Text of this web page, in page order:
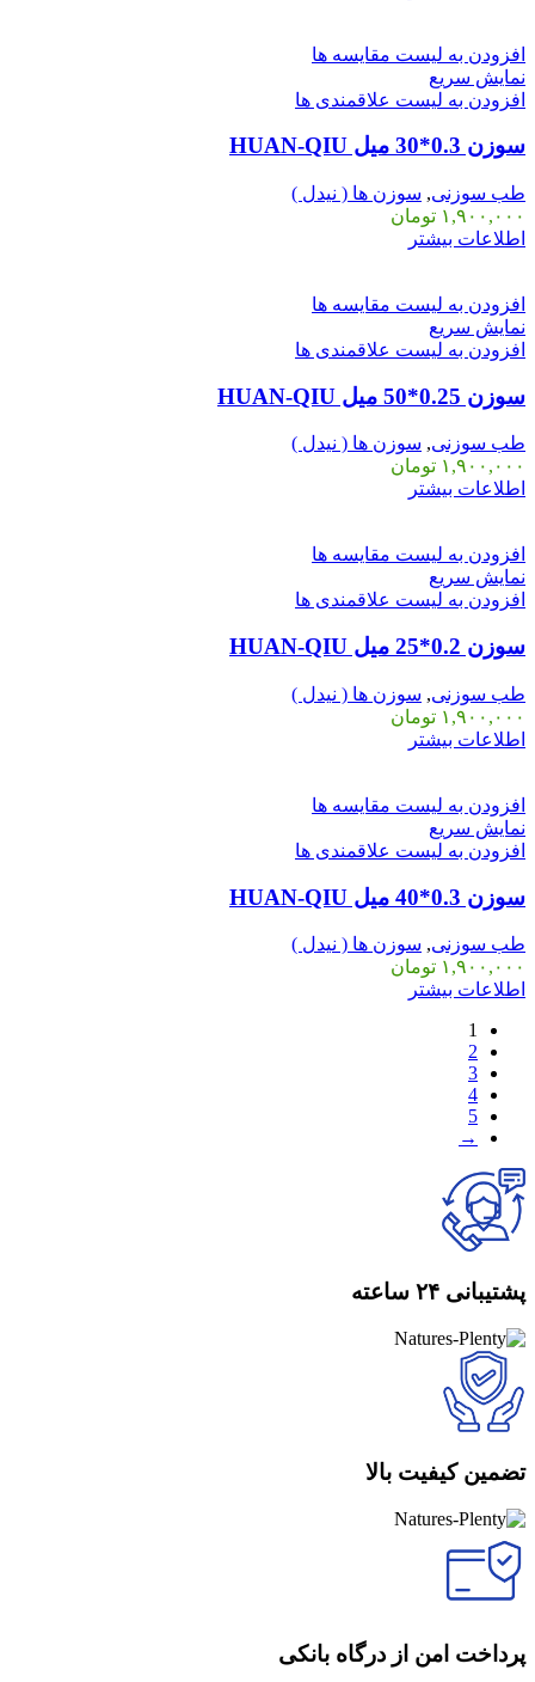
افزودن به لیست مقایسه ها
نمایش سریع
افزودن به لیست علاقمندی ها
سوزن 0.3*30 میل HUAN-QIU
طب سوزنی, سوزن ها ( نیدل )
۱,۹۰۰,۰۰۰ تومان
اطلاعات بیشتر
افزودن به لیست مقایسه ها
نمایش سریع
افزودن به لیست علاقمندی ها
سوزن 0.25*50 میل HUAN-QIU
طب سوزنی, سوزن ها ( نیدل )
۱,۹۰۰,۰۰۰ تومان
اطلاعات بیشتر
افزودن به لیست مقایسه ها
نمایش سریع
افزودن به لیست علاقمندی ها
سوزن 0.2*25 میل HUAN-QIU
طب سوزنی, سوزن ها ( نیدل )
۱,۹۰۰,۰۰۰ تومان
اطلاعات بیشتر
افزودن به لیست مقایسه ها
نمایش سریع
افزودن به لیست علاقمندی ها
سوزن 0.3*40 میل HUAN-QIU
طب سوزنی, سوزن ها ( نیدل )
۱,۹۰۰,۰۰۰ تومان
اطلاعات بیشتر
1
2
3
4
5
→
پشتیبانی ۲۴ ساعته
تضمین کیفیت بالا
پرداخت امن از درگاه بانکی